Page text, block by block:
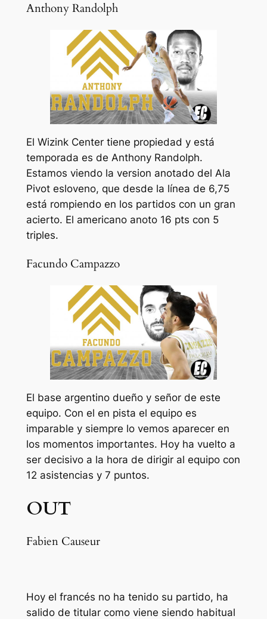
Anthony Randolph
El Wizink Center tiene propiedad y está
temporada es de Anthony Randolph.
Estamos viendo la version anotado del Ala
Pivot esloveno, que desde la línea de 6,75
está rompiendo en los partidos con un gran
acierto. El americano anoto 16 pts con 5
triples.
Facundo Campazzo
El base argentino dueño y señor de este
equipo. Con el en pista el equipo es
imparable y siempre lo vemos aparecer en
los momentos importantes. Hoy ha vuelto a
ser decisivo a la hora de dirigir al equipo con
12 asistencias y 7 puntos.
OUT
Fabien Causeur
Hoy el francés no ha tenido su partido, ha
salido de titular como viene siendo habitual